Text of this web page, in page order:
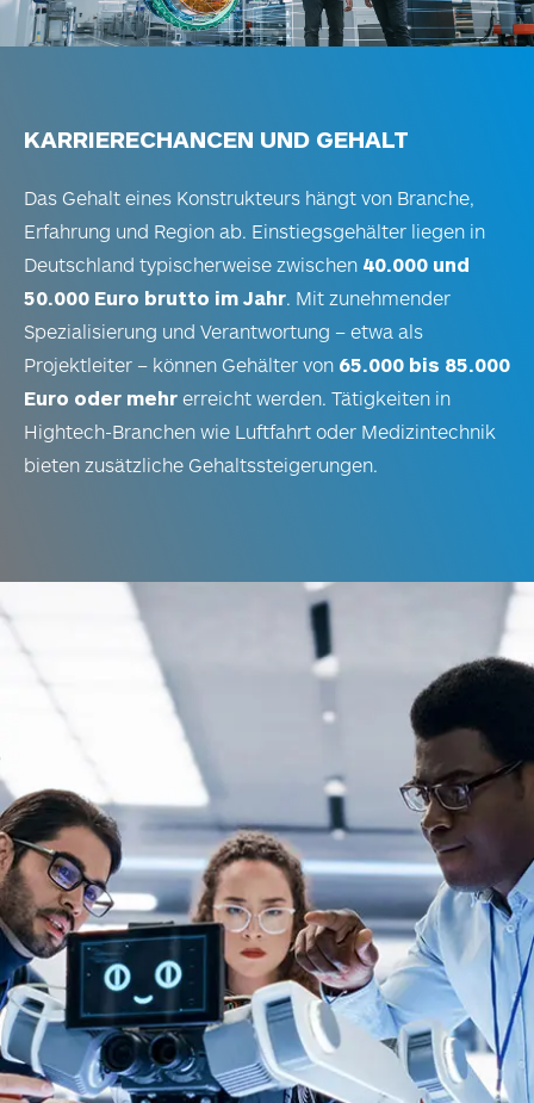
KARRIERECHANCEN UND GEHALT
Das Gehalt eines Konstrukteurs hängt von Branche,
Erfahrung und Region ab. Einstiegsgehälter liegen in
Deutschland typischerweise zwischen 40.000 und
50.000 Euro brutto im Jahr. Mit zunehmender
Spezialisierung und Verantwortung – etwa als
Projektleiter – können Gehälter von 65.000 bis 85.000
Euro oder mehr erreicht werden. Tätigkeiten in
Hightech-Branchen wie Luftfahrt oder Medizintechnik
bieten zusätzliche Gehaltssteigerungen.